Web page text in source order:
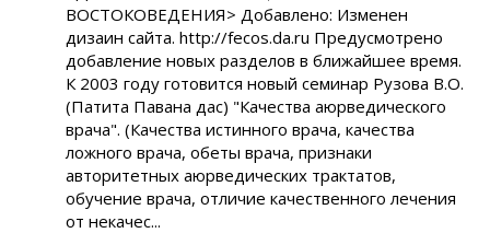
ВОСТОКОВЕДЕНИЯ> Добавлено: Изменен
дизаин сайта. http://fecos.da.ru Предусмотрено
добавление новых разделов в ближайшее время.
К 2003 году готовится новый семинар Рузова В.О.
(Патита Павана дас) "Качества аюрведического
врача". (Качества истинного врача, качества
ложного врача, обеты врача, признаки
авторитетных аюрведических трактатов,
обучение врача, отличие качественного лечения
от некачес...